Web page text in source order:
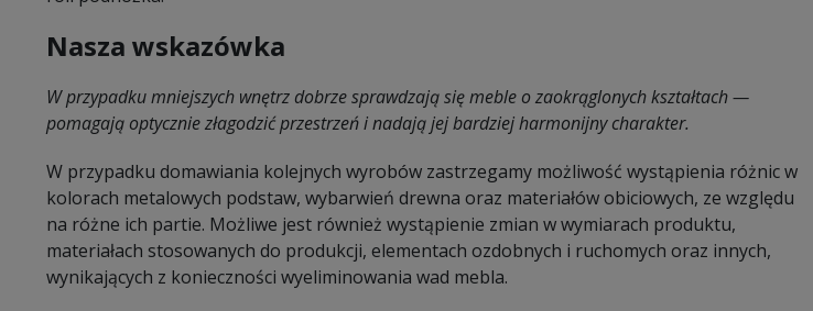
Nasza wskazówka
W przypadku mniejszych wnętrz dobrze sprawdzają się meble o zaokrąglonych kształtach —
pomagają optycznie złagodzić przestrzeń i nadają jej bardziej harmonijny charakter.
W przypadku domawiania kolejnych wyrobów zastrzegamy możliwość wystąpienia różnic w
kolorach metalowych podstaw, wybarwień drewna oraz materiałów obiciowych, ze względu
na różne ich partie. Możliwe jest również wystąpienie zmian w wymiarach produktu,
materiałach stosowanych do produkcji, elementach ozdobnych i ruchomych oraz innych,
wynikających z konieczności wyeliminowania wad mebla.